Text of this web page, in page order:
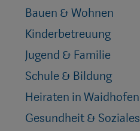
Bauen & Wohnen
Kinderbetreuung
Jugend & Familie
Schule & Bildung
Heiraten in Waidhofen
Gesundheit & Soziales